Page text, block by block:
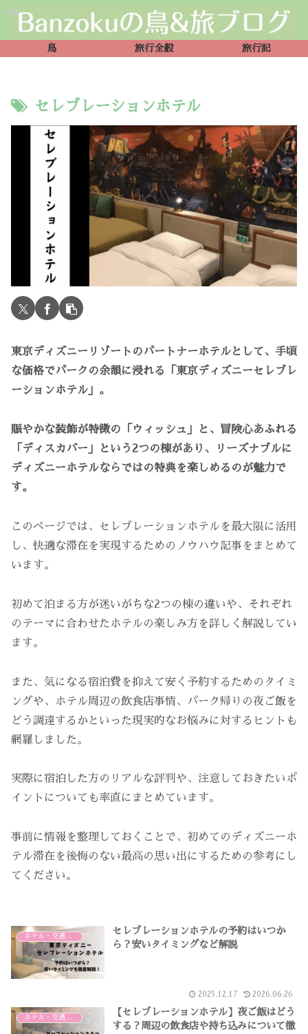
鳥 旅行全般 旅行記
セレブレーションホテル
東京ディズニーリゾートのパートナーホテルとして、手頃
な価格でパークの余韻に浸れる「東京ディズニーセレブレ
ーションホテル」。
賑やかな装飾が特徴の「ウィッシュ」と、冒険心あふれる
「ディスカバー」という2つの棟があり、リーズナブルに
ディズニーホテルならではの特典を楽しめるのが魅力で
す。
このページでは、セレブレーションホテルを最大限に活用
し、快適な滞在を実現するためのノウハウ記事をまとめて
います。
初めて泊まる方が迷いがちな2つの棟の違いや、それぞれ
のテーマに合わせたホテルの楽しみ方を詳しく解説してい
ます。
また、気になる宿泊費を抑えて安く予約するためのタイミ
ングや、ホテル周辺の飲食店事情、パーク帰りの夜ご飯を
どう調達するかといった現実的なお悩みに対するヒントも
網羅しました。
実際に宿泊した方のリアルな評判や、注意しておきたいポ
イントについても率直にまとめています。
事前に情報を整理しておくことで、初めてのディズニーホ
テル滞在を後悔のない最高の思い出にするための参考にし
てください。
ホテル・交通・その他
セレブレーションホテルの予約はいつか
ら？安いタイミングなど解説
2025.12.17 2026.06.26
【セレブレーションホテル】夜ご飯はどう
する？周辺の飲食店や持ち込みについて徹